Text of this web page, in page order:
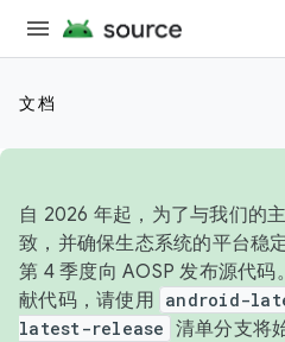
文档
自 2026 年起，为了与我们的
致，并确保生态系统的平台稳
第 4 季度向 AOSP 发布源代
献代码，请使用 android-
latest-release 清单分支将